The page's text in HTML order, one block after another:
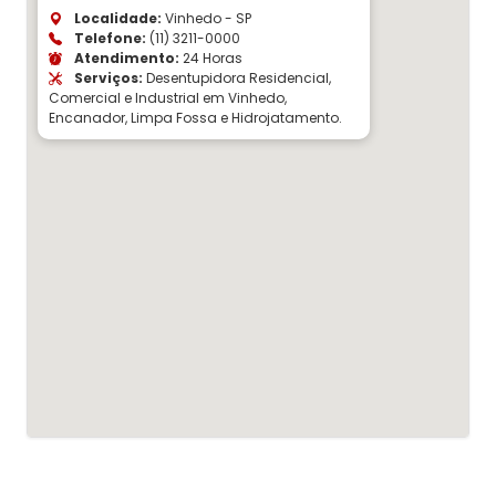
Localidade: Vinhedo - SP
Telefone: (11) 3211-0000
Atendimento: 24 Horas
Serviços: Desentupidora Residencial,
Comercial e Industrial em Vinhedo,
Encanador, Limpa Fossa e Hidrojatamento.